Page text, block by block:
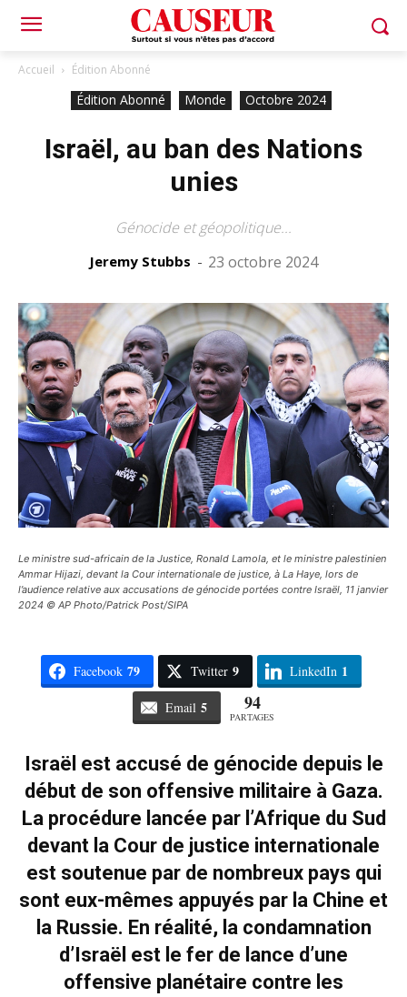
Accueil Édition Abonné
Édition Abonné Monde Octobre 2024
Israël, au ban des Nations
unies
Génocide et géopolitique...
Jeremy Stubbs - 23 octobre 2024
Le ministre sud-africain de la Justice, Ronald Lamola, et le ministre palestinien
Ammar Hijazi, devant la Cour internationale de justice, à La Haye, lors de
l’audience relative aux accusations de génocide portées contre Israël, 11 janvier
2024 © AP Photo/Patrick Post/SIPA
Facebook 79 Twitter 9 LinkedIn 1
Email 5 94
PARTAGES
Israël est accusé de génocide depuis le
début de son offensive militaire à Gaza.
La procédure lancée par l’Afrique du Sud
devant la Cour de justice internationale
est soutenue par de nombreux pays qui
sont eux-mêmes appuyés par la Chine et
la Russie. En réalité, la condamnation
d’Israël est le fer de lance d’une
offensive planétaire contre les